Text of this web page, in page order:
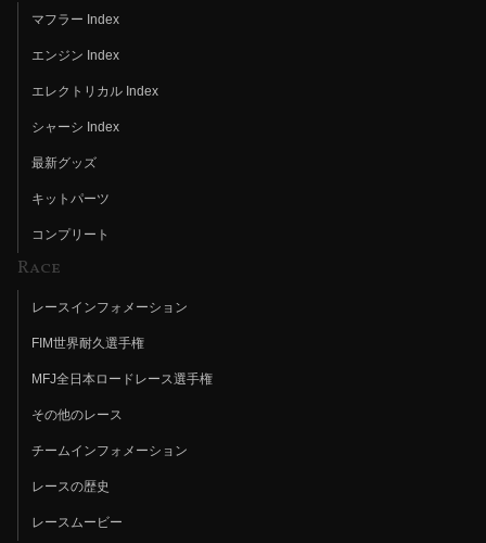
マフラー Index
エンジン Index
エレクトリカル Index
シャーシ Index
最新グッズ
キットパーツ
コンプリート
Race
レースインフォメーション
FIM世界耐久選手権
MFJ全日本ロードレース選手権
その他のレース
チームインフォメーション
レースの歴史
レースムービー